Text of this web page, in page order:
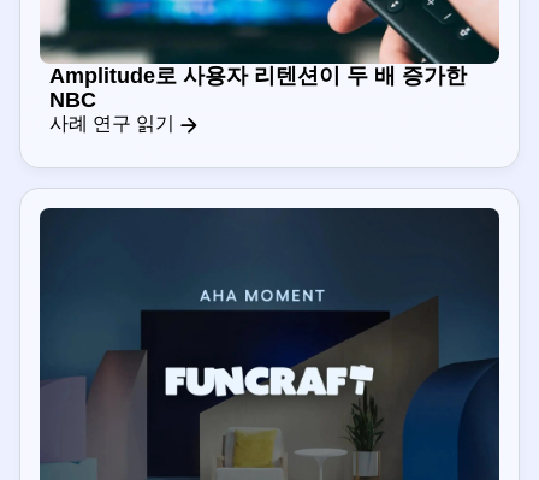
Amplitude로 사용자 리텐션이 두 배 증가한
NBC
사례 연구 읽기